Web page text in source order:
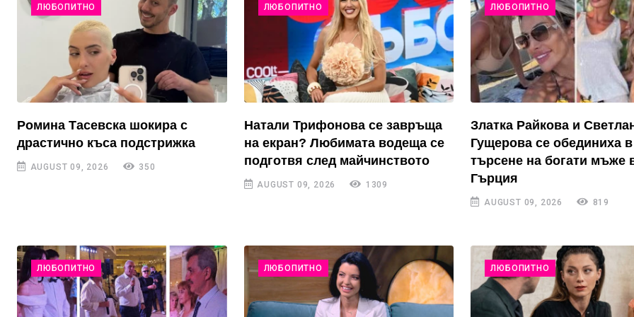
ЛЮБОПИТНО
Ромина Тасевска шокира с
драстично къса подстрижка
AUGUST 09, 2026 350
ЛЮБОПИТНО
Натали Трифонова се завръща
на екран? Любимата водеща се
подготвя след майчинството
AUGUST 09, 2026 1309
ЛЮБОПИТНО
Златка Райкова и
Гущерова се обединиха в
търсене на богати мъже
Гърция
AUGUST 09, 2026 819
ЛЮБОПИТНО ЛЮБОПИТНО ЛЮБОПИТНО